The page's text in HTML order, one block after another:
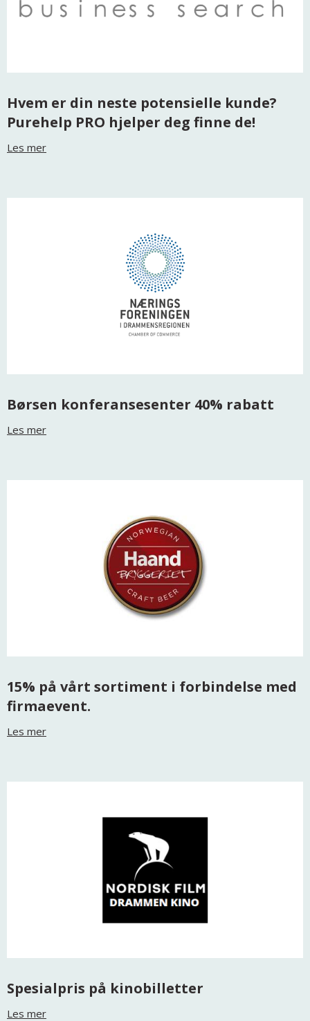
Hvem er din neste potensielle kunde?
Purehelp PRO hjelper deg finne de!
Les mer
Børsen konferansesenter 40% rabatt
Les mer
15% på vårt sortiment i forbindelse med
firmaevent.
Les mer
Spesialpris på kinobilletter
Les mer